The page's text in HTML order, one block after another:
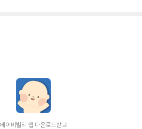
베이비빌리 앱 다운로드받고